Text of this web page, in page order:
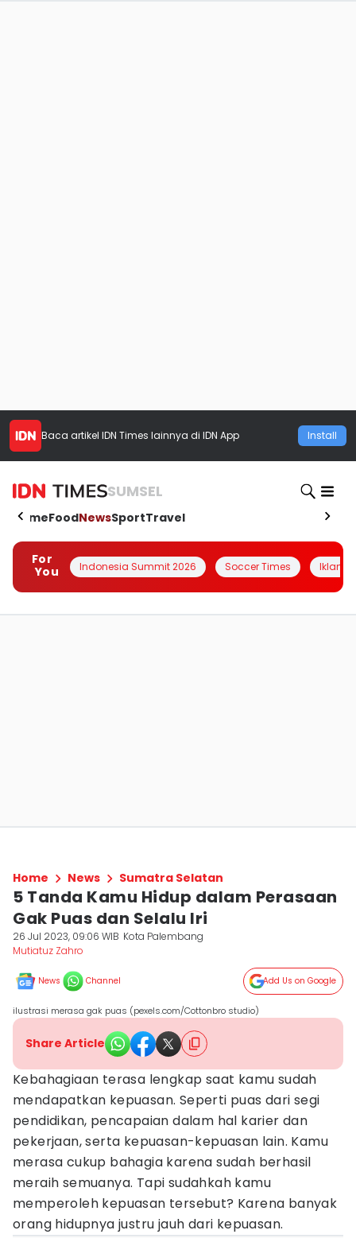
Baca artikel IDN Times lainnya di IDN App Install
SUMSEL
HomeFoodNewsSportTravel
For
You
Indonesia Summit 2026 Soccer Times Iklanin
Home News Sumatra Selatan
5 Tanda Kamu Hidup dalam Perasaan
Gak Puas dan Selalu Iri
26 Jul 2023, 09:06 WIB Kota Palembang
Mutiatuz Zahro
News Channel Add Us on Google
ilustrasi merasa gak puas (pexels.com/Cottonbro studio)
Share Article
Kebahagiaan terasa lengkap saat kamu sudah
mendapatkan kepuasan. Seperti puas dari segi
pendidikan, pencapaian dalam hal karier dan
pekerjaan, serta kepuasan-kepuasan lain. Kamu
merasa cukup bahagia karena sudah berhasil
meraih semuanya. Tapi sudahkah kamu
memperoleh kepuasan tersebut? Karena banyak
orang hidupnya justru jauh dari kepuasan.